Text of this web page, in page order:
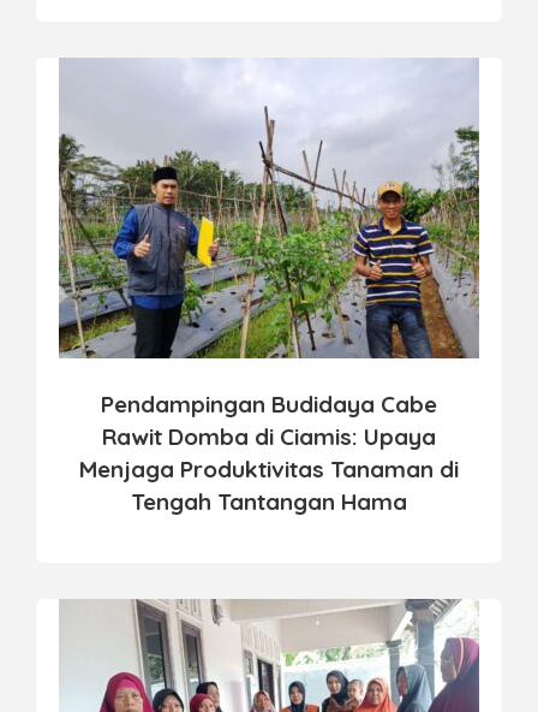
Pendampingan Budidaya Cabe
Rawit Domba di Ciamis: Upaya
Menjaga Produktivitas Tanaman di
Tengah Tantangan Hama